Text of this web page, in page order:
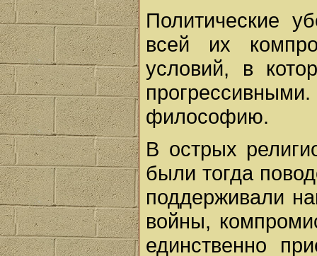
Политические
всей их
условий, в
философию.
В острых
были тогда
поддерживали
войны,
единственно